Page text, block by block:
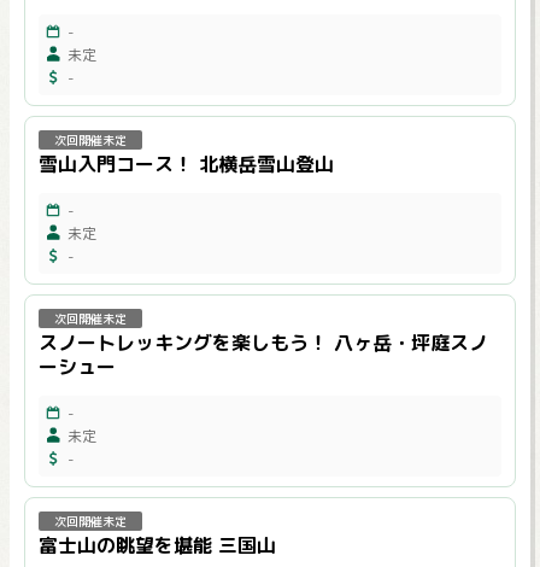
-
未定
-
次回開催未定
雪山入門コース！ 北横岳雪山登山
-
未定
-
次回開催未定
スノートレッキングを楽しもう！ 八ヶ岳・坪庭スノ
ーシュー
-
未定
-
次回開催未定
富士山の眺望を堪能 三国山